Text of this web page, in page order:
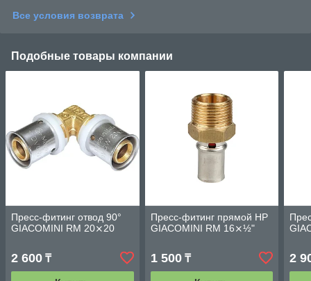
Все условия возврата
Подобные товары компании
Пресс-фитинг отвод 90°
GIACOMINI RM 20⨯20
2 600 ₸
Пресс-фитинг прямой НР
GIACOMINI RM 16⨯½"
1 500₸ 2